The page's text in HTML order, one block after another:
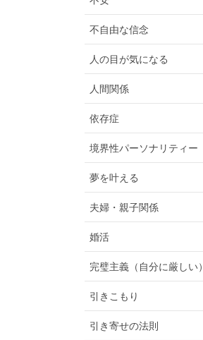
不自由な信念
人の目が気になる
人間関係
依存症
境界性パーソナリティー
夢を叶える
夫婦・親子関係
婚活
完璧主義（自分に厳しい）
引きこもり
引き寄せの法則